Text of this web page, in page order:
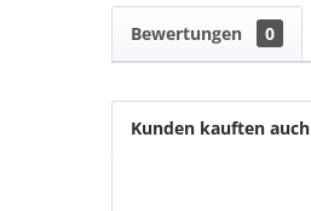
Bewertungen 0
Kunden kauften auch